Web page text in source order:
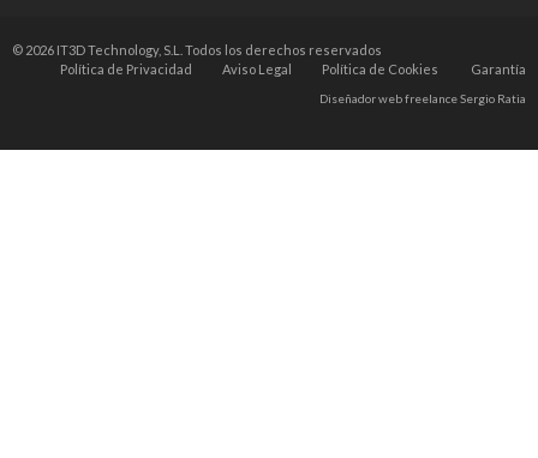
© 2026 IT3D Technology, S.L
. Todos los derechos reservados
Política de Privacidad
Aviso Legal Política de Cookies Garantía
Diseñador web freelanceSergio Ratia